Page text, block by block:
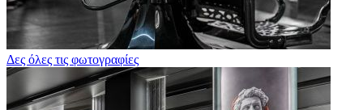
Δες όλες τις φωτογραφίες